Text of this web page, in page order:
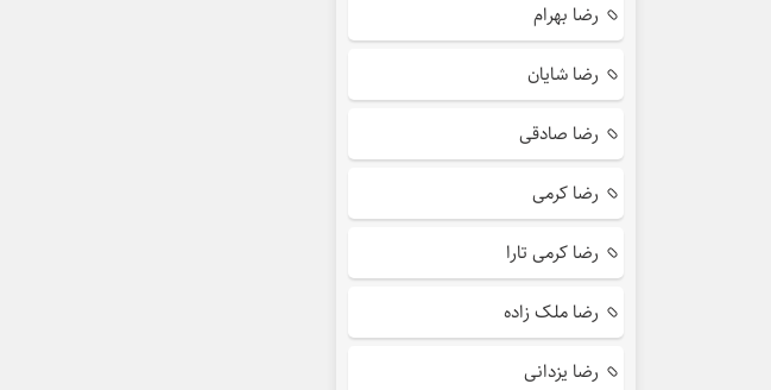
رضا بهرام
رضا شایان
رضا صادقی
رضا کرمی
رضا کرمی تارا
رضا ملک زاده
رضا یزدانی